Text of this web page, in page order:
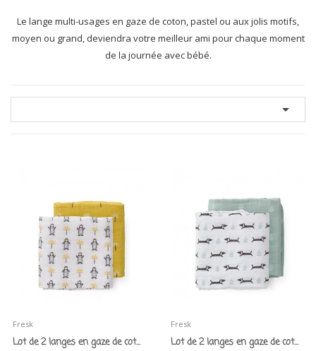
Le lange multi-usages en gaze de coton, pastel ou aux jolis motifs,
moyen ou grand, deviendra votre meilleur ami pour chaque moment
de la journée avec bébé.

Fresk
Lot de 2 langes en gaze de coton bio...
Fresk
Lot de 2 langes en gaze de coton bio "Téckels"...